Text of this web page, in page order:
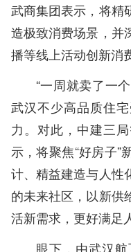
武商集团表示，将精
造极致消费场景，并
播等线上活动创新消
“一周就卖了一
武汉不少高品质住
力。对此，中建三
示，将聚焦“好房子”
计、精益建造与人性
的未来社区，以新供
活新需求，更好满足
眼下，由武汉